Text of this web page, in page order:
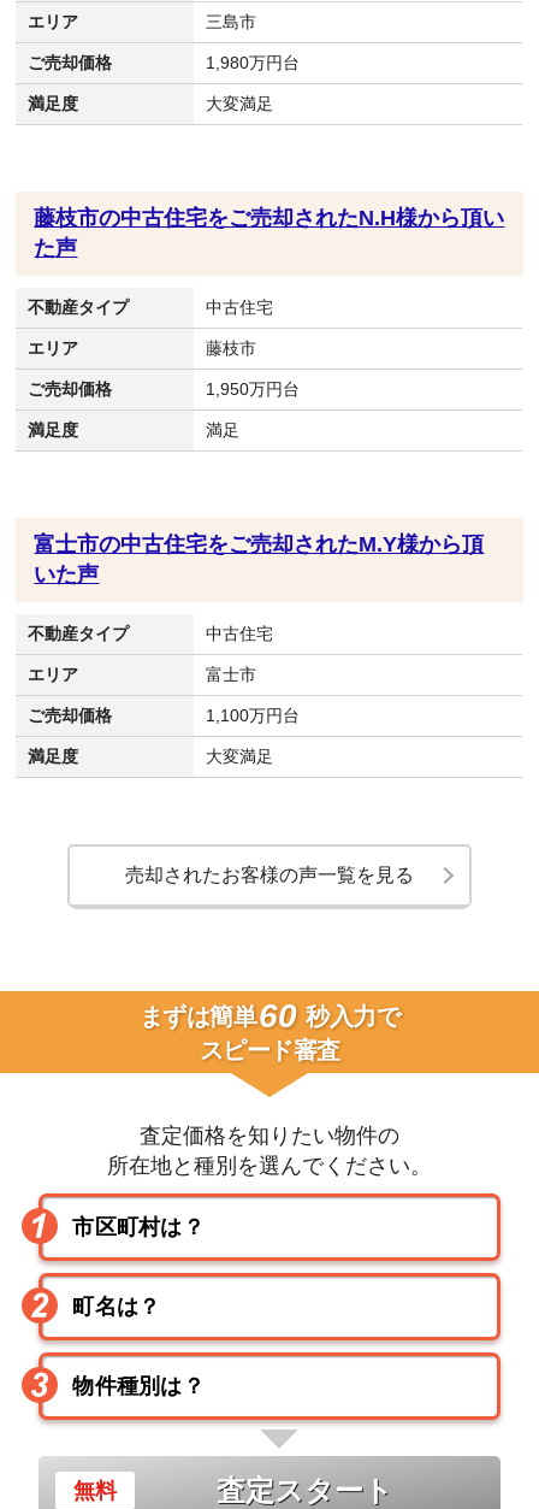
エリア 三島市
ご売却価格 1,980万円台
満足度 大変満足
藤枝市の中古住宅をご売却されたN.H様から頂い
た声
不動産タイプ 中古住宅
エリア 藤枝市
ご売却価格 1,950万円台
満足度 満足
富士市の中古住宅をご売却されたM.Y様から頂
いた声
不動産タイプ 中古住宅
エリア 富士市
ご売却価格 1,100万円台
満足度 大変満足
売却されたお客様の声一覧を見る
まずは簡単60 秒入力で
スピード審査
査定価格を知りたい物件の
所在地と種別を選んでください。
査定スタート